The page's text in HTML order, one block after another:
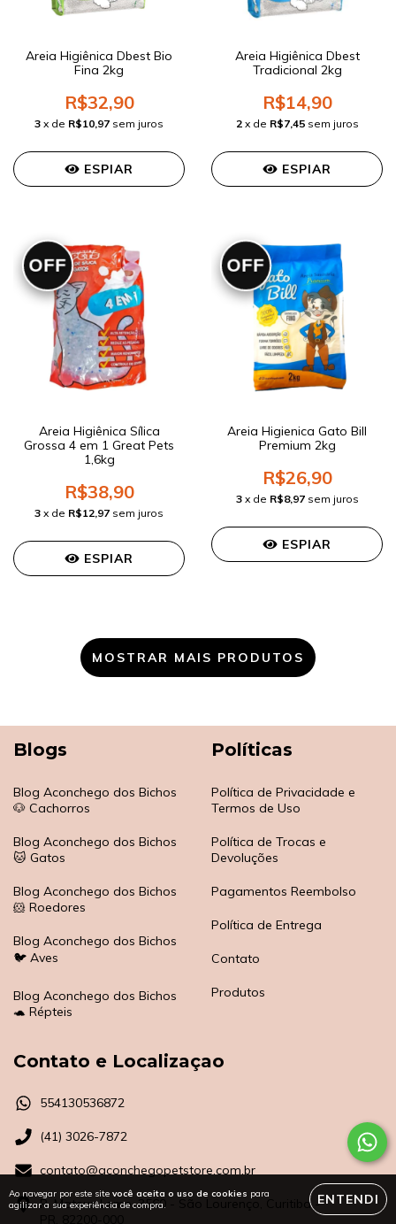
Ao navegar por este site você aceita o uso de cookies para
agilizar a sua experiência de compra.
ENTENDI
Areia Higiênica Dbest Bio
Fina 2kg
R$32,90
3 x de R$10,97 sem juros
ESPIAR
Areia Higiênica Dbest
Tradicional 2kg
R$14,90
2 x de R$7,45 sem juros
ESPIAR
OFF
Areia Higiênica Sílica
Grossa 4 em 1 Great Pets
1,6kg
R$38,90
3 x de R$12,97 sem juros
ESPIAR
OFF
Areia Higienica Gato Bill
Premium 2kg
R$26,90
3 x de R$8,97 sem juros
ESPIAR
MOSTRAR MAIS PRODUTOS
Blogs
Blog Aconchego dos Bichos
🐶 Cachorros
Blog Aconchego dos Bichos
🐱 Gatos
Blog Aconchego dos Bichos
🐹 Roedores
Blog Aconchego dos Bichos
🐦 Aves
Blog Aconchego dos Bichos
🐢 Répteis
Políticas
Política de Privacidade e
Termos de Uso
Política de Trocas e
Devoluções
Pagamentos Reembolso
Política de Entrega
Contato
Produtos
Contato e Localizaçao
554130536872
(41) 3026-7872
contato@aconchegopetstore.com.br
R. Mateus Leme, 3560 - São Lourenço, Curitiba -